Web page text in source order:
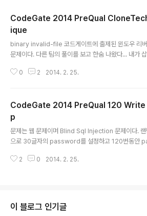
CodeGate 2014 PreQual
ique
binary invalid-file 코드게이트에 출제된 윈도우 리
문제이다. 다른 팀의 풀이를 보고 한숨 나왔다... 내가
는 프로그램이다. 프로그램을 분석해보면 재 실행 하는
76BFAag2 = 0x92F837ED ror=lambda x, y:
0xFFFFFFFF) >> y) | (x (32-y2)) def ROR(x, y):
bin(x & 0xFFFFFFFF)[2:].zfill(32) start=x[:-y]
=x[-y:] return eval('0b' end start) def ROL(x,
0 2 2014. 2. 25.
CodeGate 2014 PreQual 120 Write
p
문제는 웹 문제이며 Blind Sql Injection 문제이다. 랜
으로 30글자의 password를 설정하고 120번동안
용하면 password가 초기화 되어 또 랜덤 30글자가
이다. 기존에 내가 사용하던 무작위 대입으론 별로 효과
없을 것이고 bit shift를 이용한 풀이도 또한 7번의 기회
2 0 2014. 2. 25.
이 블로그 인기글